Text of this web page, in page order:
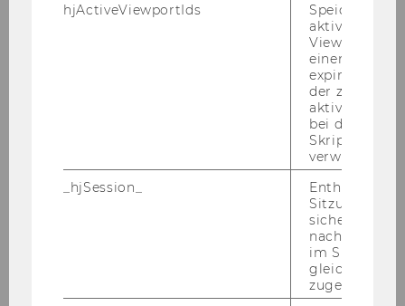
Univ.-Prof. Dr. Susanne Auer-
susanne.auer-mayer@wu.ac.at
hjActiveViewportIds
Speichert die
aktiven
Viewports.
einen
der zur
aktiver
bei der
verwendet
_hjSession_
Enthält die
sicher, dass
im
gleichen
zugeordnet